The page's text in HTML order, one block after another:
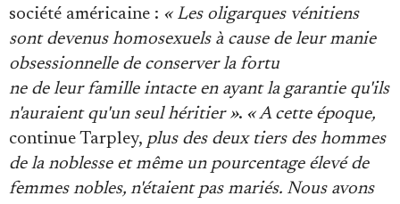
société américaine : « Les oligarques vénitiens
sont devenus homosexuels à cause de leur manie
obsessionnelle de conserver la fortu
ne de leur famille intacte en ayant la garantie qu'ils
n'auraient qu'un seul héritier ». « A cette époque,
continue Tarpley, plus des deux tiers des hommes
de la noblesse et même un pourcentage élevé de
femmes nobles, n'étaient pas mariés. Nous avons